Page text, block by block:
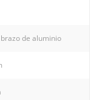
de aluminio